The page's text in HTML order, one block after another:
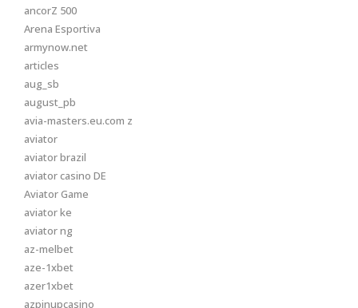
ancorZ 500
Arena Esportiva
armynow.net
articles
aug_sb
august_pb
avia-masters.eu.com z
aviator
aviator brazil
aviator casino DE
Aviator Game
aviator ke
aviator ng
az-melbet
aze-1xbet
azer1xbet
azpinupcasino